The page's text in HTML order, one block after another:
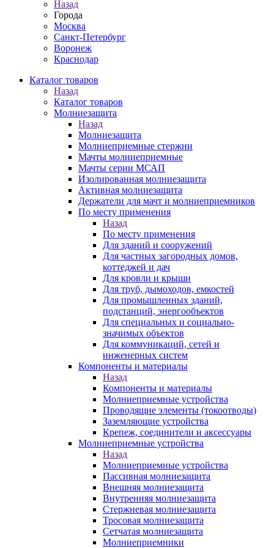
Назад
Города
Москва
Санкт-Петербург
Воронеж
Краснодар
Каталог товаров
Назад
Каталог товаров
Молниезащита
Назад
Молниезащита
Молниеприемные стержни
Мачты молниеприемные
Мачты серии МСАП
Изолированная молниезащита
Активная молниезащита
Держатели для мачт и молниеприемников
По месту применения
Назад
По месту применения
Для зданий и сооружений
Для частных загородных домов,
коттеджей и дач
Для кровли и крыши
Для труб, дымоходов, емкостей
Для промышленных зданий,
подстанций, энергообъектов
Для специальных и социально-
значимых объектов
Для коммуникаций, сетей и
инженерных систем
Компоненты и материалы
Назад
Компоненты и материалы
Молниеприемные устройства
Проводящие элементы (токоотводы)
Заземляющие устройства
Крепеж, соединители и аксессуары
Молниеприемные устройства
Назад
Молниеприемные устройства
Пассивная молниезащита
Внешняя молниезащита
Внутренняя молниезащита
Стержневая молниезащита
Тросовая молниезащита
Сетчатая молниезащита
Молниеприемники